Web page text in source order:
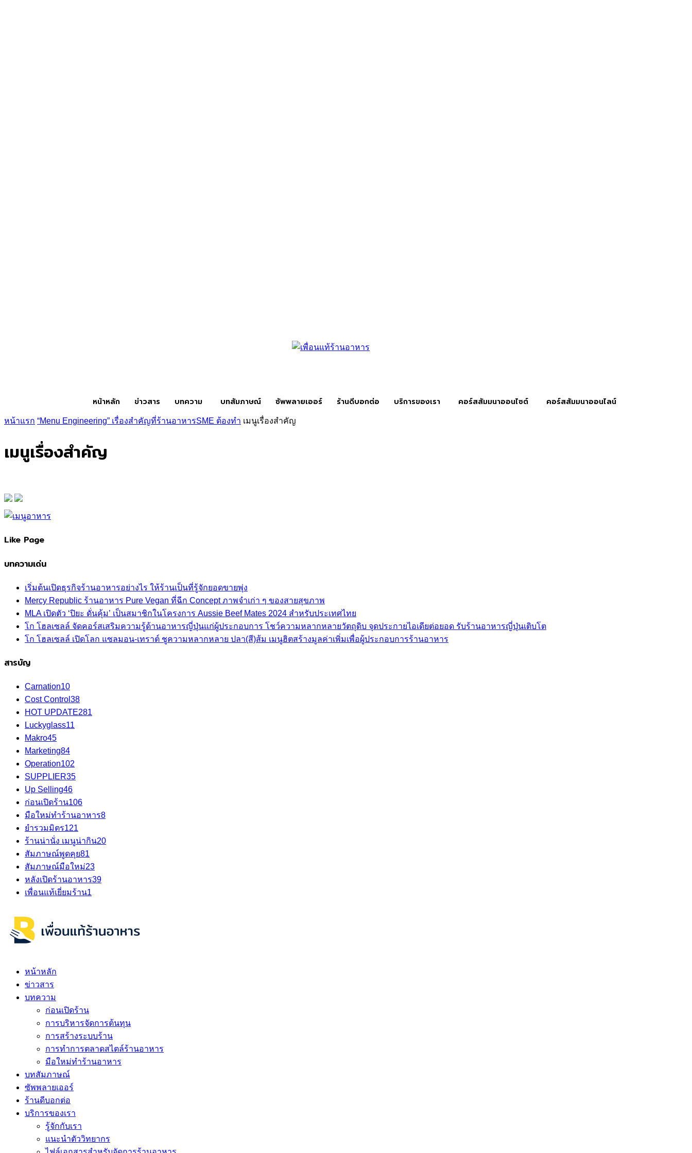
หน้าหลัก ข่าวสาร บทความ บทสัมภาษณ์ ซัพพลายเออร์ ร้านดีบอกต่อ บริการของเรา คอร์สสัมมนาออนไซต์ คอร์สสัมมนาออนไลน์
หน้าแรก “Menu Engineering” เรื่องสำคัญที่ร้านอาหารSME ต้องทำ เมนูเรื่องสำคัญ
เมนูเรื่องสำคัญ
Like Page
บทความเด่น
เริ่มต้นเปิดธุรกิจร้านอาหารอย่างไร ให้ร้านเป็นที่รู้จักยอดขายพุ่ง
Mercy Republic ร้านอาหาร Pure Vegan ที่ฉีก Concept ภาพจำเก่า ๆ ของสายสุขภาพ
MLA เปิดตัว ‘ปิยะ ดั่นคุ้ม’ เป็นสมาชิกในโครงการ Aussie Beef Mates 2024 สำหรับประเทศไทย
โก โฮลเซลล์ จัดคอร์สเสริมความรู้ด้านอาหารญี่ปุ่นแก่ผู้ประกอบการ โชว์ความหลากหลายวัตถุดิบ จุดประกายไอเดียต่อยอด รับร้านอาหารญี่ปุ่นเติบโต
โก โฮลเซลล์ เปิดโลก แซลมอน-เทราต์ ชูความหลากหลาย ปลา(สี)ส้ม เมนูฮิตสร้างมูลค่าเพิ่มเพื่อผู้ประกอบการร้านอาหาร
สารบัญ
Carnation10
Cost Control 38
HOT UPDATE281
Luckyglass11
Makro45
Marketing84
Operation102
SUPPLIER35
Up Selling46
ก่อนเปิดร้าน106
มือใหม่ทำร้านอาหาร8
ยำรวมมิตร121
ร้านน่านั่ง เมนูน่ากิน20
สัมภาษณ์พูดคุย81
สัมภาษณ์มือใหม่23
หลังเปิดร้านอาหาร39
เพื่อนแท้เยี่ยมร้าน1
หน้าหลัก
ข่าวสาร
บทความ
ก่อนเปิดร้าน
การบริหารจัดการต้นทุน
การสร้างระบบร้าน
การทำการตลาดสไตล์ร้านอาหาร
มือใหม่ทำร้านอาหาร
บทสัมภาษณ์
ซัพพลายเออร์
ร้านดีบอกต่อ
บริการของเรา
รู้จักกับเรา
แนะนำตัววิทยากร